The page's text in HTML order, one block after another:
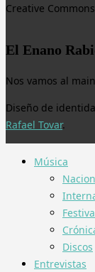
Creative
El Enano
Nos vamos al
Diseño de
Rafael Tovar.
Música
Discos
Entrevistas